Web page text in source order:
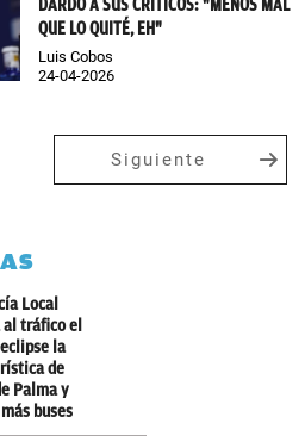
QUE LO QUITÉ, EH"
Luis Cobos
24-04-2026
Siguiente
Local
tráfico el
la
de
Palma y
buses